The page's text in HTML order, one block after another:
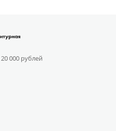
20 000 рублей